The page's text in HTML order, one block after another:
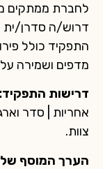
דרוש/ה סדרן/ית
התפקיד כולל
מדפים ושמירה על
דרישות התפקיד:
אחריות | סדר
צוות.
הערך המוסף